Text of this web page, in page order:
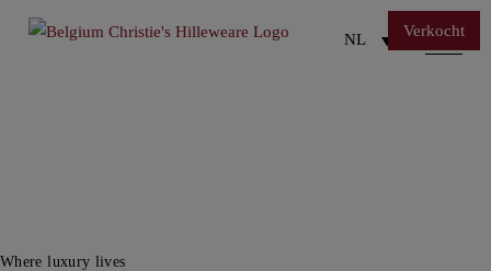
NL
Where luxury lives
Verkocht
Verkocht
Verkocht
Verkocht
Verkocht
Verkocht
Verkocht